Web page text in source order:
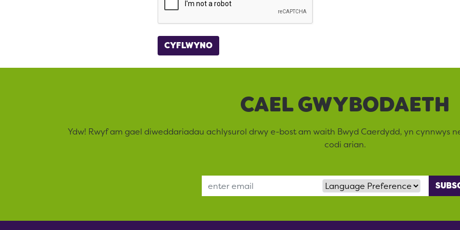
CAEL GWYBODAETH
Ydw! Rwyf am gael diweddariadau achlysurol drwy e-bost am waith Bwyd Caerdydd, yn cynnwys
codi arian.
Email Address Language Preference